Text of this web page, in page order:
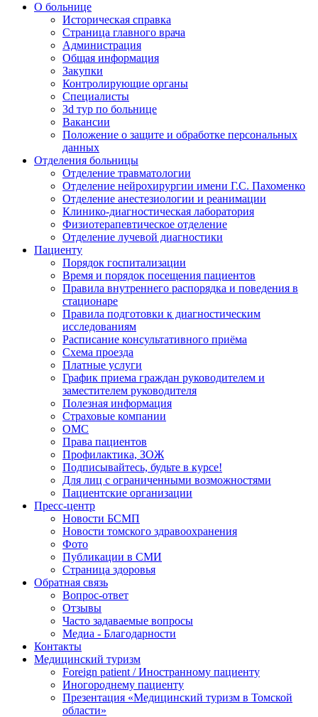
О больнице
Историческая справка
Страница главного врача
Администрация
Общая информация
Закупки
Контролирующие органы
Специалисты
3d тур по больнице
Вакансии
Положение о защите и обработке персональных
данных
Отделения больницы
Отделение травматологии
Отделение нейрохирургии имени Г.С. Пахоменко
Отделение анестезиологии и реанимации
Клинико-диагностическая лаборатория
Физиотерапевтическое отделение
Отделение лучевой диагностики
Пациенту
Порядок госпитализации
Время и порядок посещения пациентов
Правила внутреннего распорядка и поведения в
стационаре
Правила подготовки к диагностическим
исследованиям
Расписание консультативного приёма
Схема проезда
Платные услуги
График приема граждан руководителем и
заместителем руководителя
Полезная информация
Страховые компании
ОМС
Права пациентов
Профилактика, ЗОЖ
Подписывайтесь, будьте в курсе!
Для лиц с ограниченными возможностями
Пациентские организации
Пресс-центр
Новости БСМП
Новости томского здравоохранения
Фото
Публикации в СМИ
Страница здоровья
Обратная связь
Вопрос-ответ
Отзывы
Часто задаваемые вопросы
Медиа - Благодарности
Контакты
Медицинский туризм
Foreign patient / Иностранному пациенту
Иногороднему пациенту
Презентация «Медицинский туризм в Томской
области»